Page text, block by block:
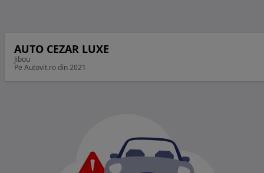
AUTO CEZAR LUXE
Jibou
Pe Autovit.ro din 2021